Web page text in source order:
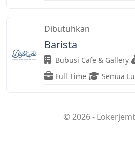
Dibutuhkan
Barista
Bubusi Cafe & Gallery
Full Time
Semua
© 2026 -